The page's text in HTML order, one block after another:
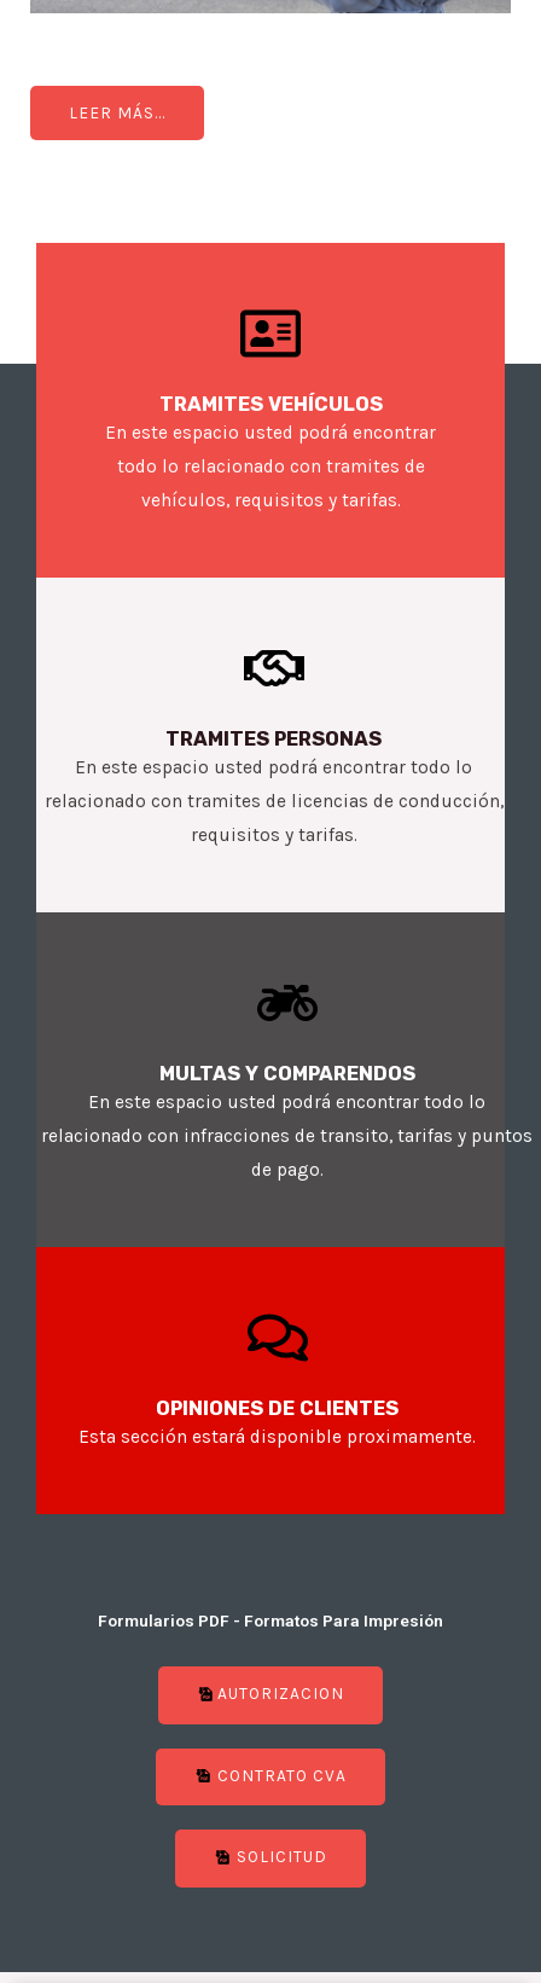
LEER MÁS...
TRAMITES VEHÍCULOS
En este espacio usted podrá encontrar
todo lo relacionado con tramites de
vehículos, requisitos y tarifas.
TRAMITES PERSONAS
En este espacio usted podrá encontrar todo lo
relacionado con tramites de licencias de conducción,
requisitos y tarifas.
MULTAS Y COMPARENDOS
En este espacio usted podrá encontrar todo lo
relacionado con infracciones de transito, tarifas y puntos
de pago.
OPINIONES DE CLIENTES
Esta sección estará disponible proximamente.
Formularios PDF - Formatos Para Impresión
AUTORIZACION
CONTRATO CVA
SOLICITUD